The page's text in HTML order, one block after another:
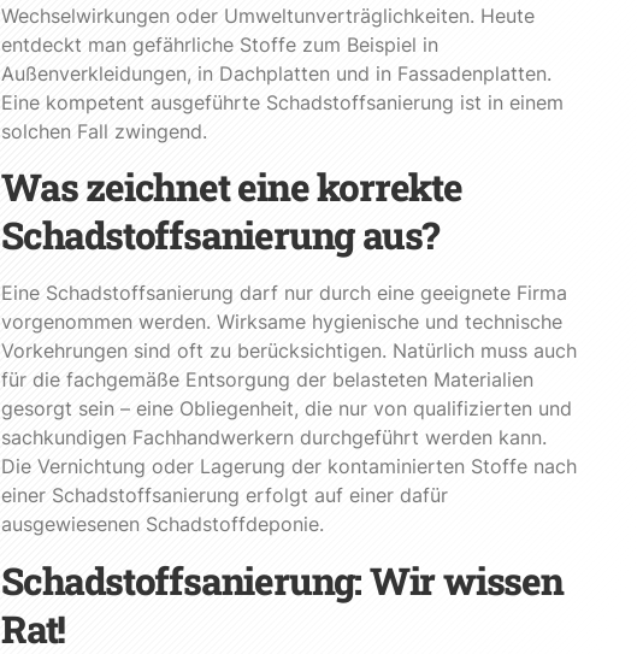
Wechselwirkungen oder Umweltunverträglichkeiten. Heute
entdeckt man gefährliche Stoffe zum Beispiel in
Außenverkleidungen, in Dachplatten und in Fassadenplatten.
Eine kompetent ausgeführte Schadstoffsanierung ist in einem
solchen Fall zwingend.
Was zeichnet eine korrekte
Schadstoffsanierung aus?
Eine Schadstoffsanierung darf nur durch eine geeignete Firma
vorgenommen werden. Wirksame hygienische und technische
Vorkehrungen sind oft zu berücksichtigen. Natürlich muss auch
für die fachgemäße Entsorgung der belasteten Materialien
gesorgt sein – eine Obliegenheit, die nur von qualifizierten und
sachkundigen Fachhandwerkern durchgeführt werden kann.
Die Vernichtung oder Lagerung der kontaminierten Stoffe nach
einer Schadstoffsanierung erfolgt auf einer dafür
ausgewiesenen Schadstoffdeponie.
Schadstoffsanierung: Wir wissen
Rat!